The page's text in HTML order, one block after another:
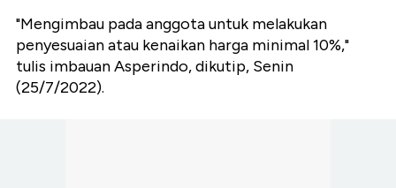
"Mengimbau pada anggota untuk melakukan
penyesuaian atau kenaikan harga minimal 10%,"
tulis imbauan Asperindo, dikutip, Senin
(25/7/2022).